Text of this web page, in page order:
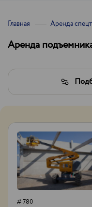
Главная Аренда
Аренда
# 780